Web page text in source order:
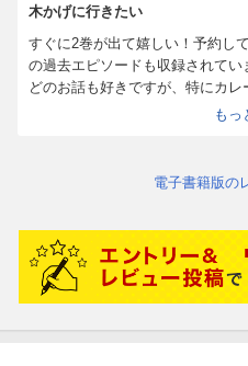
キ。
その根底にあるのは「心」なの
る優しい回です。
木かげに行きたい
すぐに2巻が出て嬉しい！予約し
の過去エピソードも収録されてい
どのお話も好きですが、特にカレ
もっ
電子書籍版の